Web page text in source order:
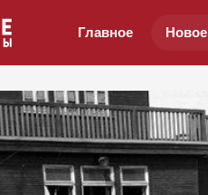
Главное Новое